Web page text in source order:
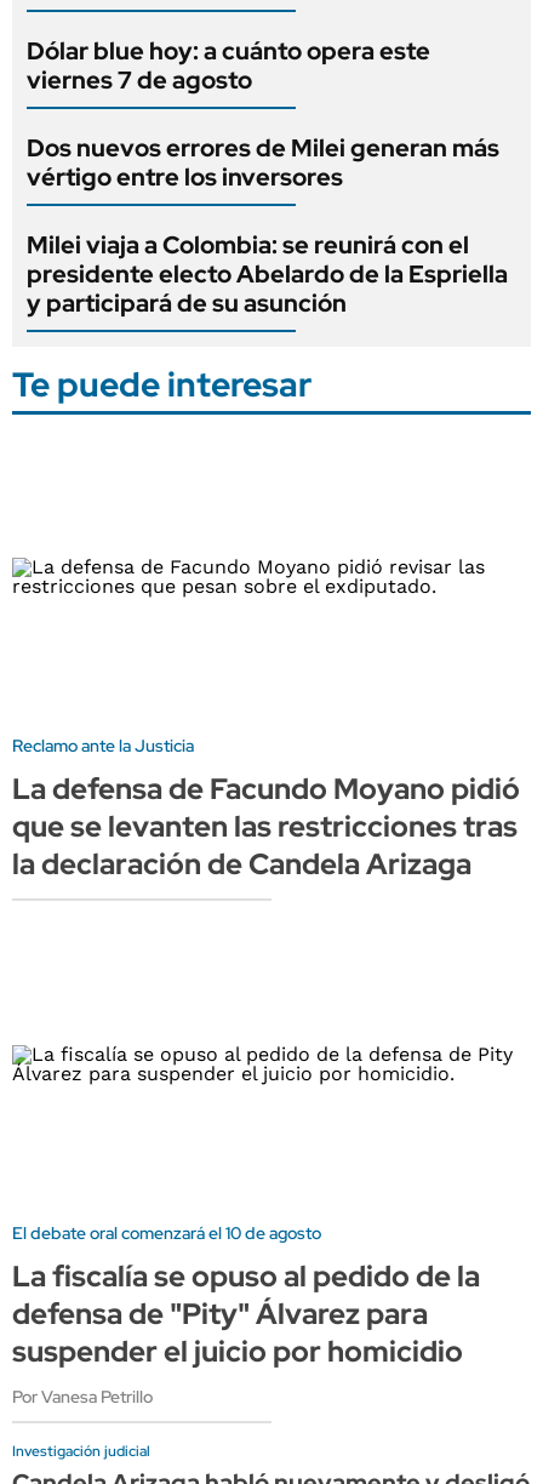
Dólar blue hoy: a cuánto opera este
viernes 7 de agosto
Dos nuevos errores de Milei generan más
vértigo entre los inversores
Milei viaja a Colombia: se reunirá con el
presidente electo Abelardo de la Espriella
y participará de su asunción
Te puede interesar
Reclamo ante la Justicia
La defensa de Facundo Moyano pidió
que se levanten las restricciones tras
la declaración de Candela Arizaga
El debate oral comenzará el 10 de agosto
La fiscalía se opuso al pedido de la
defensa de "Pity" Álvarez para
suspender el juicio por homicidio
Por Vanesa Petrillo
Investigación judicial